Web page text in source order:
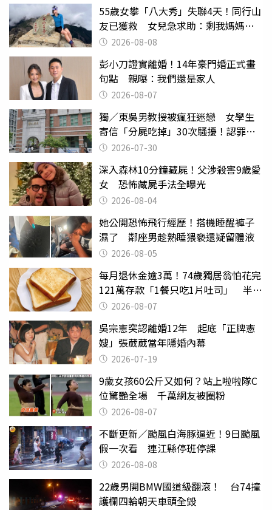
55歲女攀「八大秀」失聯4天！同行山
友已獲救 女兒急求助：剩我媽媽還
沒找到
2026-08-08
彭小刀證實離婚！14年豪門婚正式畫
句點 親曝：我們還是家人
2026-08-07
獨／東吳男教授被瘋狂迷戀 女學生
寄信「分屍吃掉」30次騷擾！認罪免
關 2026-07-30
深入森林10分鐘藏屍！父涉殺害9歲愛
女 恐怖藏屍手法全曝光
2026-08-04
她公開恐怖飛行經歷！搭機睡醒褲子
濕了 鄰座男趁熟睡猥褻還疑留體液
2026-08-05
每月退休金逾3萬！74歲獨居翁怕花完
121萬存款「1餐只吃1片吐司」 半年
後暴瘦嚇壞女兒
2026-08-07
吳宗憲突認離婚12年 起底「正牌憲
嫂」張葳葳當年隱婚內幕
2026-07-19
9歲女孩60公斤又如何？站上啦啦隊C
位驚艷全場 千萬網友被圈粉
2026-08-07
不斷更新／颱風白海豚逼近！9日颱風
假一次看 連江縣停班停課
2026-08-08
22歲男開BMW國道級翻滾！ 台74撞
護欄四輪朝天車頭全毀